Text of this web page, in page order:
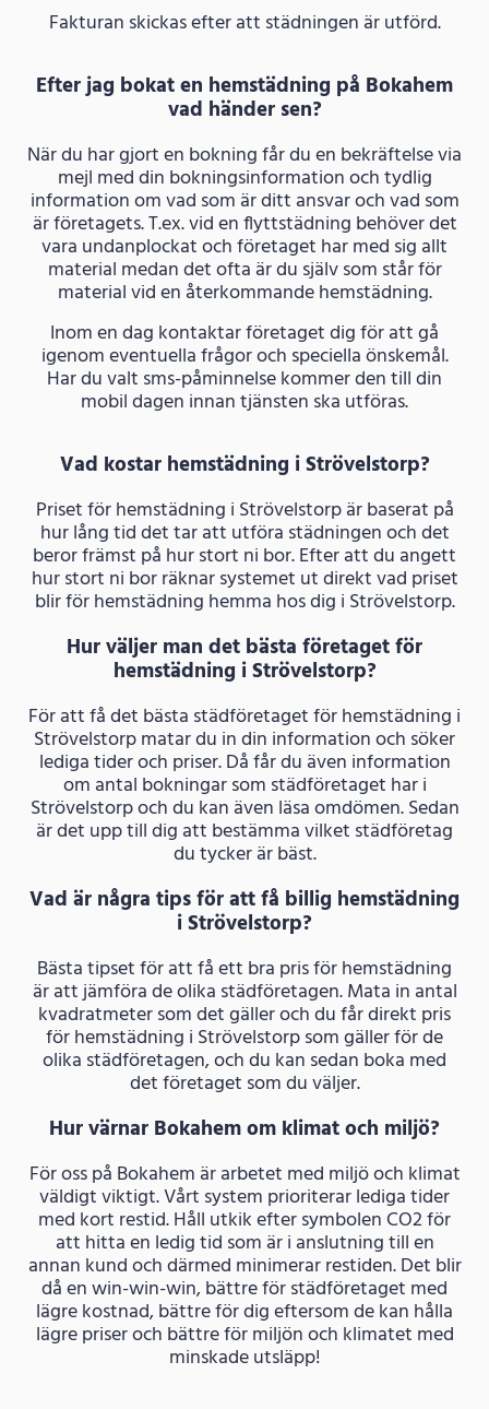
Fakturan skickas efter att städningen är utförd.
Efter jag bokat en hemstädning på Bokahem
vad händer sen?
När du har gjort en bokning får du en bekräftelse via
mejl med din bokningsinformation och tydlig
information om vad som är ditt ansvar och vad som
är företagets. T.ex. vid en flyttstädning behöver det
vara undanplockat och företaget har med sig allt
material medan det ofta är du själv som står för
material vid en återkommande hemstädning.
Inom en dag kontaktar företaget dig för att gå
igenom eventuella frågor och speciella önskemål.
Har du valt sms-påminnelse kommer den till din
mobil dagen innan tjänsten ska utföras.
Vad kostar hemstädning i Strövelstorp?
Priset för hemstädning i Strövelstorp är baserat på
hur lång tid det tar att utföra städningen och det
beror främst på hur stort ni bor. Efter att du angett
hur stort ni bor räknar systemet ut direkt vad priset
blir för hemstädning hemma hos dig i Strövelstorp.
Hur väljer man det bästa företaget för
hemstädning i Strövelstorp?
För att få det bästa städföretaget för hemstädning i
Strövelstorp matar du in din information och söker
lediga tider och priser. Då får du även information
om antal bokningar som städföretaget har i
Strövelstorp och du kan även läsa omdömen. Sedan
är det upp till dig att bestämma vilket städföretag
du tycker är bäst.
Vad är några tips för att få billig hemstädning
i Strövelstorp?
Bästa tipset för att få ett bra pris för hemstädning
är att jämföra de olika städföretagen. Mata in antal
kvadratmeter som det gäller och du får direkt pris
för hemstädning i Strövelstorp som gäller för de
olika städföretagen, och du kan sedan boka med
det företaget som du väljer.
Hur värnar Bokahem om klimat och miljö?
För oss på Bokahem är arbetet med miljö och klimat
väldigt viktigt. Vårt system prioriterar lediga tider
med kort restid. Håll utkik efter symbolen CO2 för
att hitta en ledig tid som är i anslutning till en
annan kund och därmed minimerar restiden. Det blir
då en win-win-win, bättre för städföretaget med
lägre kostnad, bättre för dig eftersom de kan hålla
lägre priser och bättre för miljön och klimatet med
minskade utsläpp!